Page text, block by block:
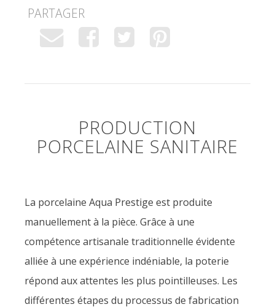
PARTAGER
PRODUCTION
PORCELAINE SANITAIRE
La porcelaine Aqua Prestige est produite
manuellement à la pièce. Grâce à une
compétence artisanale traditionnelle évidente
alliée à une expérience indéniable, la poterie
répond aux attentes les plus pointilleuses. Les
différentes étapes du processus de fabrication